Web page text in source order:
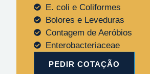
E. coli e Coliformes
Bolores e Leveduras
Contagem de Aeróbios
Enterobacteriaceae
PEDIR COTAÇÃO